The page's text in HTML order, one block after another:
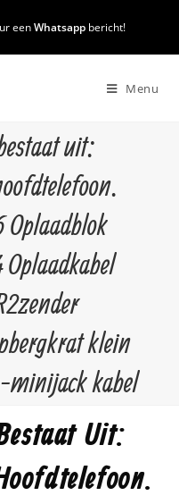
eenWhatsappbericht!
Menu
uit:
Oplaadblok
zender
klein
minijack kabel
Uit: